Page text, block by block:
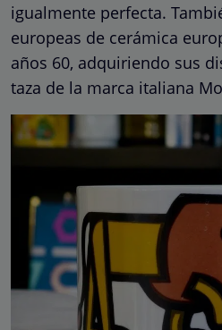
igualmente perfecta.
europeas de cerámica
años 60, adquiriendo sus
taza de la marca italiana